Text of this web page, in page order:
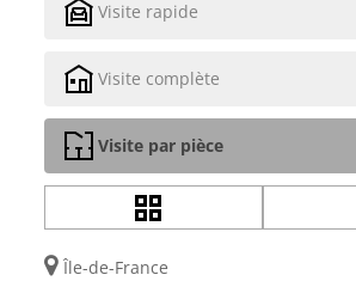
Visite rapide
Visite complète
Visite par pièce
Île-de-France